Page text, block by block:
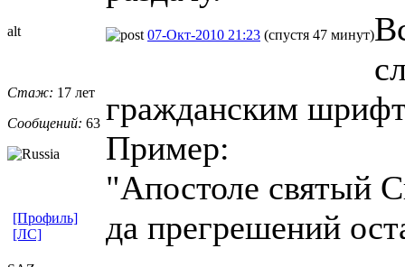
alt
Стаж: 17 лет
Сообщений: 63
07-Окт-2010 21:23 (спустя 47 минут)
гражданским
Пример:
"Апостоле святый
да прегрешений
[Профиль]
[ЛС]